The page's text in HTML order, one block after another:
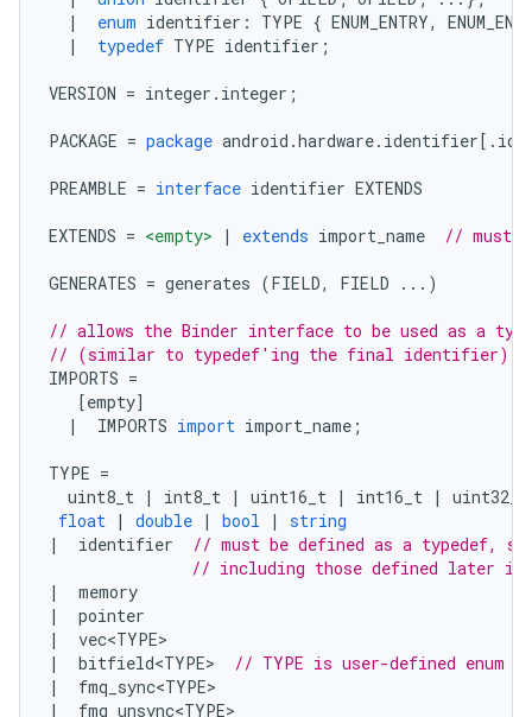
|
enum identifier : TYPE { ENUM_ENTRY,
|
typedef TYPE identifier ;
VERSION = integer . integer ;
PACKAGE = package android .hardware. identifier[.
PREAMBLE = interface identifier EXTENDS
EXTENDS = <empty> | extends import_name // must
GENERATES = generates (FIELD, FIELD ...)
// allows the Binder interface to be used as a type
// (similar to typedef'ing the final identifier)
IMPORTS =
[empty]
|
IMPORTS import import_name ;
TYPE =
uint8_t | int8_t | uint16_t | int16_t |
float | double | bool |
string
|
identifier
// must be defined as a typedef,
// including those defined later
|
memory
|
pointer
|
vec<TYPE>
|
bitfield<TYPE>
// TYPE is user-defined enum
|
fmq_sync<TYPE>
|
fmq_unsync<TYPE>